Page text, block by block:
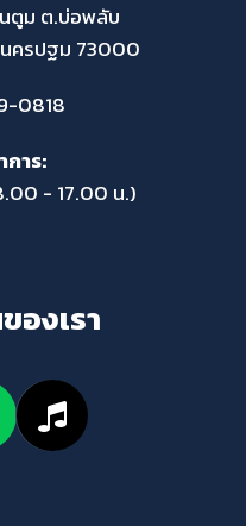
ตูม ต.บ่อพลับ
ครปฐม 73000
0818
การ:
- 17.00 น.)
องเรา